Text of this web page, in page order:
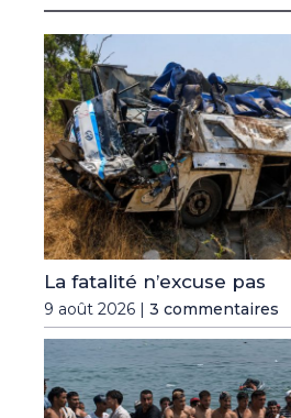
La fatalité n’excuse pas
9 août 2026 | 3 commentaires